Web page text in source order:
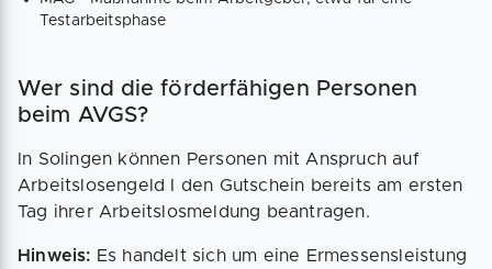
Testarbeitsphase
Wer sind die förderfähigen Personen
beim AVGS?
In Solingen können Personen mit Anspruch auf
Arbeitslosengeld I den Gutschein bereits am ersten
Tag ihrer Arbeitslosmeldung beantragen.
Hinweis: Es handelt sich um eine Ermessensleistung